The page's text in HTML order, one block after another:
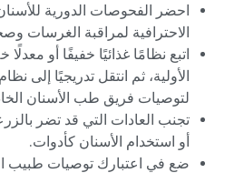
احضر الفحوصات الدورية
الاحترافية لمراقبة الغرسات
اتبع نظامًا غذائيًا خفيفًا أو
الأولية، ثم انتقل تدريجيًا إلى
لتوصيات فريق طب الأسنان
تجنب العادات التي قد تضر
أو استخدام الأسنان كأدوات.
ضع في اعتبارك توصيات طبيب